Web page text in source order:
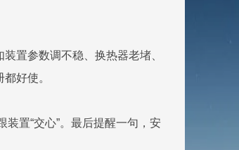
置参数调不稳、换热器老堵、
好使。
装置“交心”。最后提醒一句，安